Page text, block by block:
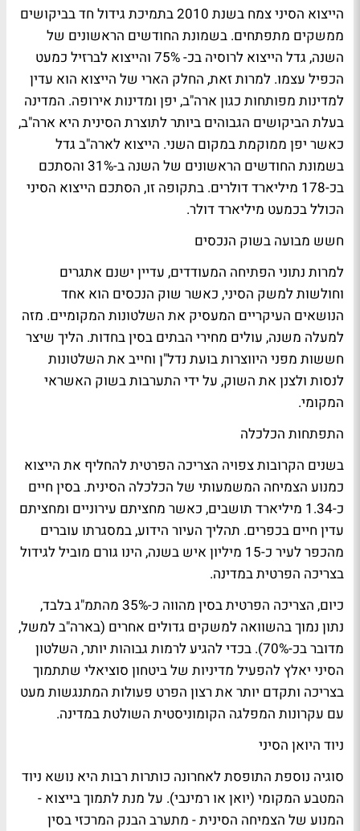
הייצוא הסיני צמח בשנת 2010 בתמיכת גידול חד בביקושים
ממשקים מתפתחים. בשמונת החודשים הראשונים של
השנה, גדל הייצוא לרוסיה בכ- 75% והייצוא לברזיל כמעט
הכפיל עצמו. למרות זאת, החלק הארי של הייצוא הוא עדין
למדינות מפותחות כגון ארה"ב, יפן ומדינות אירופה. המדינה
בעלת הביקושים הגבוהים ביותר לתוצרת הסינית היא ארה"ב,
כאשר יפן ממוקמת במקום השני. הייצוא לארה"ב גדל
בשמונת החודשים הראשונים של השנה ב-31% והסתכם
בכ-178 מיליארד דולרים. בתקופה זו, הסתכם הייצוא הסיני
הכולל בכמעט מיליארד דולר.
חשש מבועה בשוק הנכסים
למרות נתוני הפתיחה המעודדים, עדיין ישנם אתגרים
וחולשות למשק הסיני, כאשר שוק הנכסים הוא אחד
הנושאים העיקריים המעסיק את השלטונות המקומיים. מזה
למעלה משנה, עולים מחירי הבתים בסין בחדות. הליך שיצר
חששות מפני היווצרות בועת נדל"ן וחייב את השלטונות
לנסות ולצנן את השוק, על ידי התערבות בשוק האשראי
המקומי.
התפתחות הכלכלה
בשנים הקרובות צפויה הצריכה הפרטית להחליף את הייצוא
כמנוע הצמיחה המשמעותי של הכלכלה הסינית. בסין חיים
כ-1.34 מיליארד תושבים, כאשר מחציתם עירוניים ומחציתם
עדין חיים בכפרים. תהליך העיור הידוע, במסגרתו עוברים
מהכפר לעיר כ-15 מיליון איש בשנה, הינו גורם מוביל לגידול
בצריכה הפרטית במדינה.
כיום, הצריכה הפרטית בסין מהווה כ-35% מהתמ"ג בלבד,
נתון נמוך בהשוואה למשקים גדולים אחרים (בארה"ב למשל,
מדובר בכ-70%). בכדי להגיע לרמות גבוהות יותר, השלטון
הסיני יאלץ להפעיל מדיניות של ביטחון סוציאלי שתתמוך
בצריכה ותקדם יותר את רצון הפרט פעולות המתנגשות מעט
עם עקרונות המפלגה הקומוניסטית השולטת במדינה.
ניוד היואן הסיני
סוגיה נוספת התופסת לאחרונה כותרות רבות היא נושא ניוד
המטבע המקומי (יואן או רמינבי). על מנת לתמוך בייצוא -
המנוע של הצמיחה הסינית - מתערב הבנק המרכזי בסין